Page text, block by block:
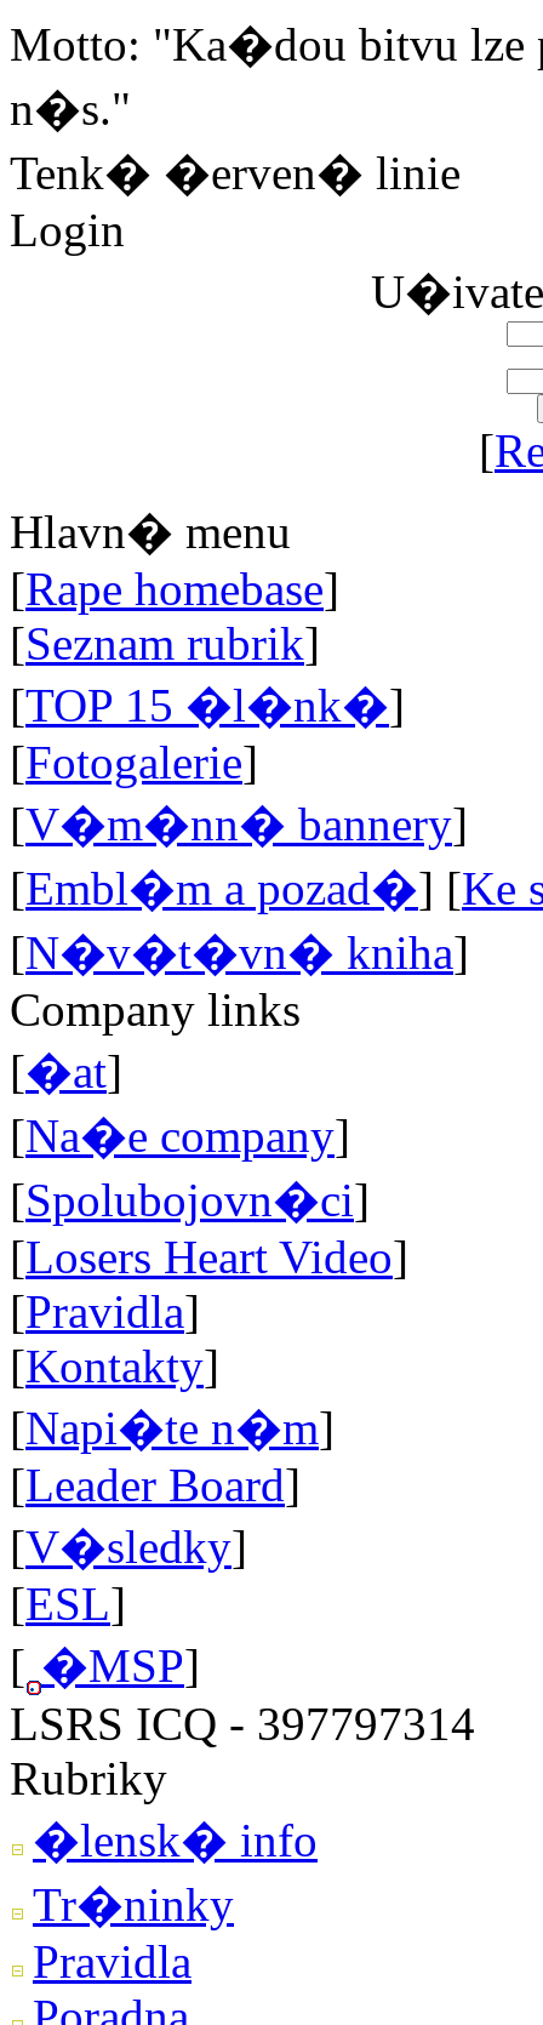
Motto: "Ka�dou bitvu
n�s."
Tenk� �erven� linie
Login
[
Hlavn� menu
[Rape homebase]
[Seznam rubrik]
[TOP 15 �l�nk�]
[Fotogalerie]
[V�m�nn� bannery]
[Embl�m a pozad�] [Ke
[N�v�t�vn� kniha]
Company links
[�at]
[Na�e company]
[Spolubojovn�ci]
[Losers Heart Video]
[Pravidla]
[Kontakty]
[Napi�te n�m]
[Leader Board]
[V�sledky]
[ESL]
[ �MSP]
LSRS ICQ - 397797314
Rubriky
�lensk� info
Tr�ninky
Pravidla